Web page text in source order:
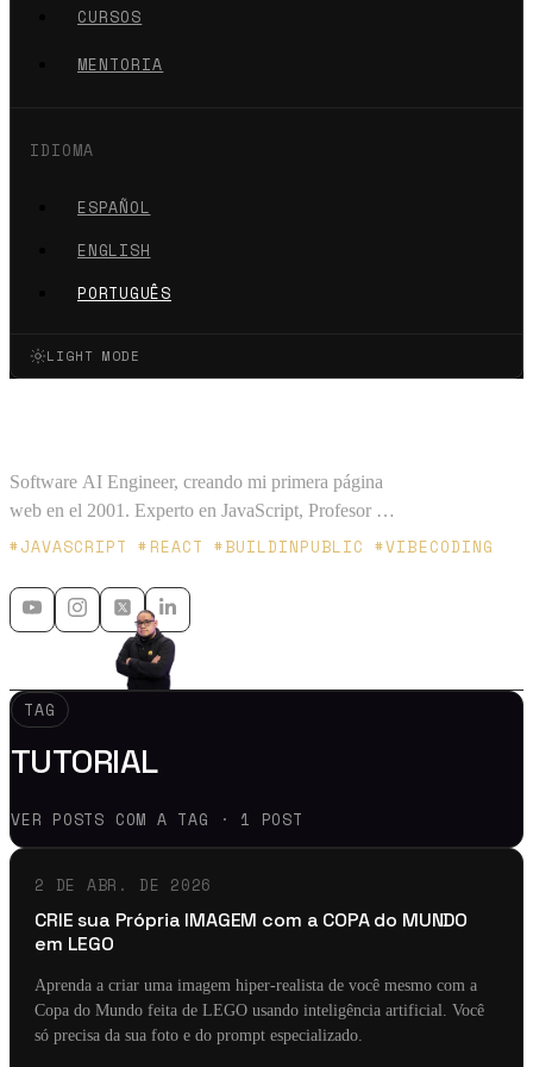
CURSOS
MENTORIA
IDIOMA
ESPAÑOL
ENGLISH
PORTUGUÊS
LIGHT MODE
Software AI Engineer, creando mi primera página
web en el 2001. Experto en JavaScript, Profesor en
Platzi y Microsoft MVP - 🇲🇽 🇨🇴
#JAVASCRIPT #REACT #BUILDINPUBLIC #VIBECODING
TAG
TUTORIAL
VER POSTS COM A TAG · 1 POST
2 DE ABR. DE 2026
CRIE sua Própria IMAGEM com a COPA do MUNDO
em LEGO
Aprenda a criar uma imagem hiper-realista de você mesmo com a
Copa do Mundo feita de LEGO usando inteligência artificial. Você
só precisa da sua foto e do prompt especializado.